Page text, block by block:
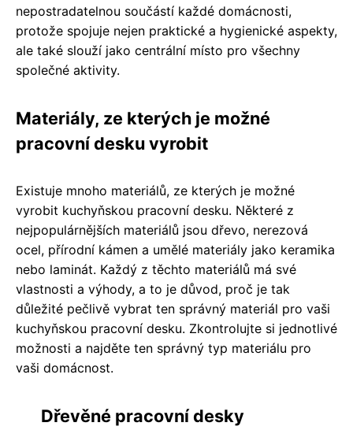
nepostradatelnou součástí každé domácnosti,
protože spojuje nejen praktické a hygienické aspekty,
ale také slouží jako centrální místo pro všechny
společné aktivity.
Materiály, ze kterých je možné
pracovní desku vyrobit
Existuje mnoho materiálů, ze kterých je možné
vyrobit kuchyňskou pracovní desku. Některé z
nejpopulárnějších materiálů jsou dřevo, nerezová
ocel, přírodní kámen a umělé materiály jako keramika
nebo laminát. Každý z těchto materiálů má své
vlastnosti a výhody, a to je důvod, proč je tak
důležité pečlivě vybrat ten správný materiál pro vaši
kuchyňskou pracovní desku. Zkontrolujte si jednotlivé
možnosti a najděte ten správný typ materiálu pro
vaši domácnost.
Dřevěné pracovní desky